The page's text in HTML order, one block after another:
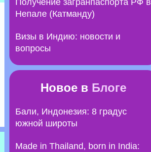
Получение загранпаспорта РФ в
Непале (Катманду)
Визы в Индию: новости и
вопросы
Новое в Блоге
Бали, Индонезия: 8 градус
южной широты
Made in Thailand, born in India: